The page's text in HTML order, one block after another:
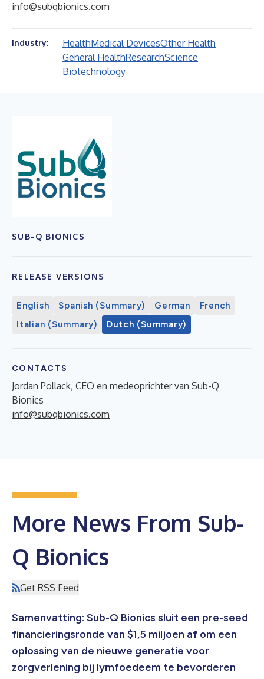
info@subqbionics.com
Industry: HealthMedical DevicesOther Health
General HealthResearchScience
Biotechnology
SUB-Q BIONICS
RELEASE VERSIONS
English Spanish (Summary) German
French
Italian (Summary)
Dutch (Summary)
CONTACTS
Jordan Pollack, CEO en medeoprichter van Sub-Q
Bionics
info@subqbionics.com
More News From Sub-
Q Bionics
Get RSS Feed
Samenvatting: Sub-Q Bionics sluit een pre-seed
financieringsronde van $1,5 miljoen af om een
oplossing van de nieuwe generatie voor
zorgverlening bij lymfoedeem te bevorderen